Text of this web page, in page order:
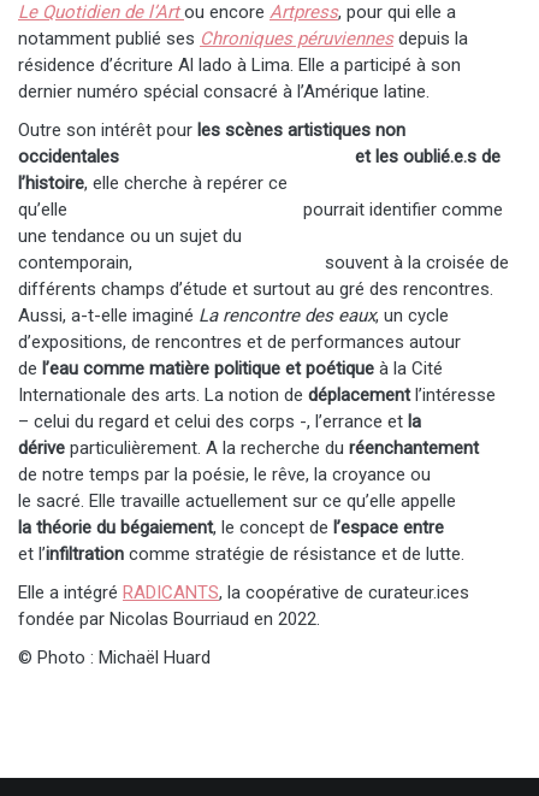
Le Quotidien de l’Art ou encore Artpress, pour qui elle a
notamment publié ses Chroniques péruviennesdepuis la
résidence d’écriture Al lado à Lima. Elle a participé à son
dernier numéro spécial consacré à l’Amérique latine.
Outre son intérêt pour les scènes artistiques non
occidentales et les oublié.e.s de
l’histoire, elle cherche à repérer ce
qu’elle pourrait identifier comme
une tendance ou un sujet du
contemporain, souvent à la croisée de
différents champs d’étude et surtout au gré des rencontres.
Aussi, a-t-elle imaginé La rencontre des eaux, un cycle
d’expositions, de rencontres et de performances autour
de l’eau comme matière politique et poétique à la Cité
Internationale des arts. La notion de déplacementl’intéresse
– celui du regard et celui des corps -, l’errance et la
dérive particulièrement. A la recherche du réenchantement
de notre temps par la poésie, le rêve, la croyance ou
le sacré. Elle travaille actuellement sur ce qu’elle appelle
la théorie du bégaiement, le concept de l’espace entre
et l’infiltration comme stratégie de résistance et de lutte.
Elle a intégré RADICANTS, la coopérative de curateur.ices
fondée par Nicolas Bourriaud en 2022.
© Photo : Michaël Huard